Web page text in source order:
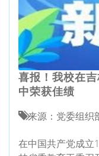
喜报！我校在
中荣获佳绩
来源：党委组织
在中国共产党成立